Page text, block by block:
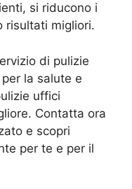
si riducono i
risultati migliori.
di pulizie
la salute e
uffici
Contatta ora
e scopri
per te e per il